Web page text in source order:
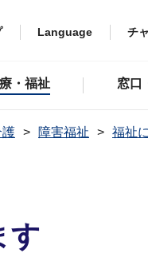
Language チ
・福祉 窓口
護 障害福祉
福祉
す